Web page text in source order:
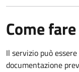
Come fare
Il servizio può
documentazione